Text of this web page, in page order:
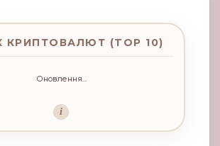
КРИПТОВАЛЮТ (TOP 10)
Оновлення...
i